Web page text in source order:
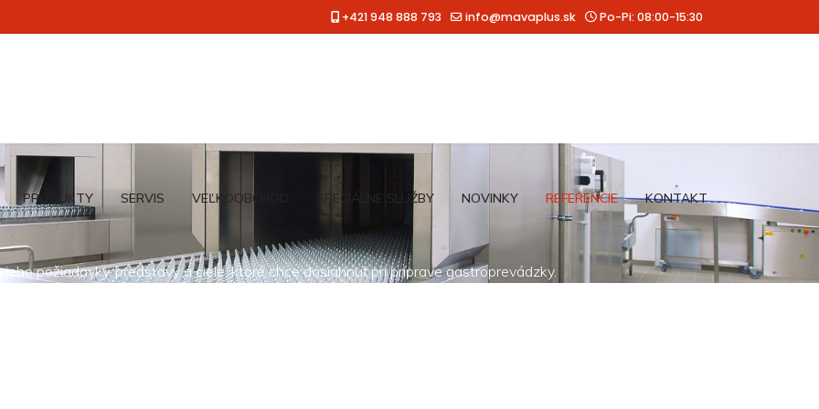
+421 948 888 793 info@mavaplus.sk Po-Pi: 08:00-15:30
PRODUKTY SERVIS VEĽKOOBCHOD ŠPECIÁLNE SLUŽBY NOVINKY REFERENCIE KONTAKT
požiadavky, predstavy a ciele, ktoré chce dosiahnuť pri príprave gastroprevádzky.